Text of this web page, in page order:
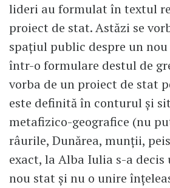
lideri au formulat în textul
proiect de stat. Astăzi se
spațiul public despre un
într-o formulare destul de
vorba de un proiect de stat
este definită în conturul și
metafizico-geografice (nu
râurile, Dunărea, munții,
exact, la Alba Iulia s-a
nou stat și nu o unire